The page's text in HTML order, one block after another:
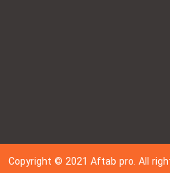
Copyright © 202 1Aftab pro. All